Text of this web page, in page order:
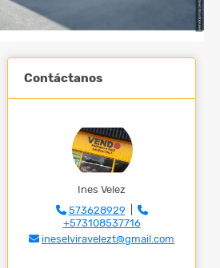
Contáctanos
Ines Velez
573628929
+573108537716
ineselviravelezt@gmail.com